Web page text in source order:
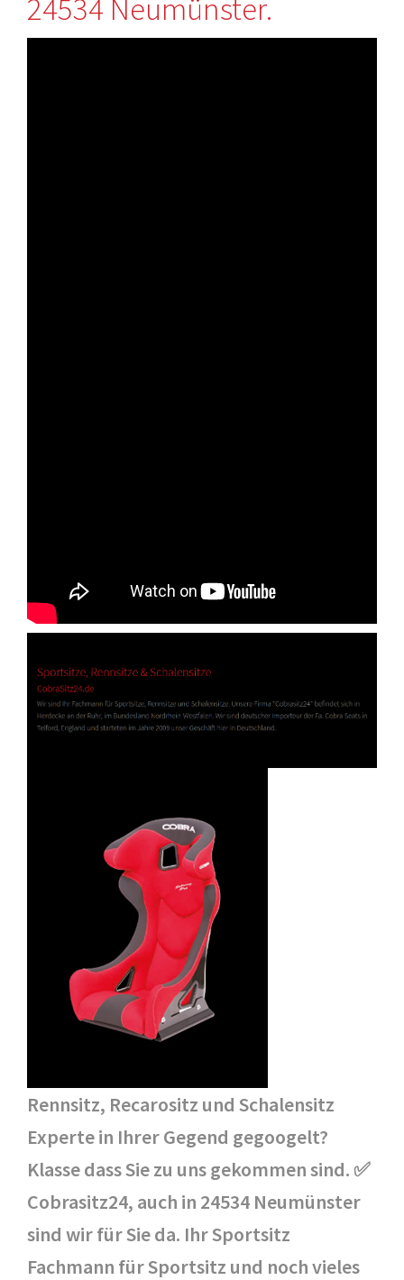
24534 Neumünster.
Rennsitz, Recarositz und Schalensitz
Experte in Ihrer Gegend gegoogelt?
Klasse dass Sie zu uns gekommen sind. ✅
Cobrasitz24, auch in 24534 Neumünster
sind wir für Sie da. Ihr Sportsitz
Fachmann für Sportsitz und noch vieles